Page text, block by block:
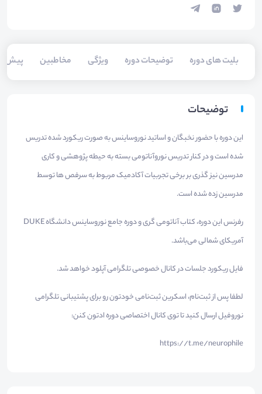
بلیت های دوره توضیحات دوره ویژگی مخاطبین
توضیحات
این دوره با حضور نخبگان و اساتید نوروساینس به صورت ریکورد شده تدریس
شده است و در کنار تدریس نوروآناتومی بسته به حیطه پژوهشی و کاری
مدرسین نیز گذری بر برخی تجربیات آکادمیک مربوط به سرفص ها توسط
مدرسین زده شده است.
رفرنس این دوره، کتاب آناتومی گری و دوره جامع نوروساینس دانشگاه DUKE
آمریکای شمالی می‌باشد.
فایل ریکورد جلسات در کانال خصوصی تلگرامی آپلود خواهد شد.
لطفا پس از ثبت‌نام، اسکرین ثبت‌نامی خودتون رو برای پشتیبانی تلگرامی
نوروفیل ارسال کنید تا توی کانال اختصاصی دوره ادتون کنن:
https://t.me/neurophile